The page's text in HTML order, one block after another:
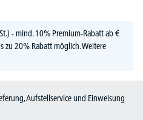
- mind. 10% Premium-Rabatt ab €
zu 20% Rabatt möglich.Weitere
Aufstellservice und Einweisung